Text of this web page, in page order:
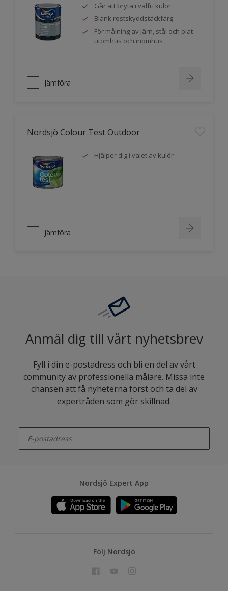
Går att bryta i valfri kulör
Blank rostskyddstäckfärg
För målning av järn, stål och plat
utomhus och inomhus
Jämföra
Nordsjö Colour Test Outdoor
Hjälper dig i valet av kulör
Jämföra
Anmäl dig till vårt nyhetsbrev
Fyll i din e-postadress och bli en del av vårt
community av professionella målare. Missa inte
chansen att få nyheterna först och ta del av
expertråden som gör skillnad.
Nordsjö Expert App
Följ Nordsjö